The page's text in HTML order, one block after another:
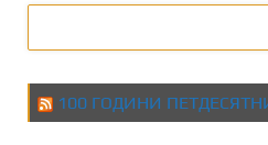
100 ГОДИНИ